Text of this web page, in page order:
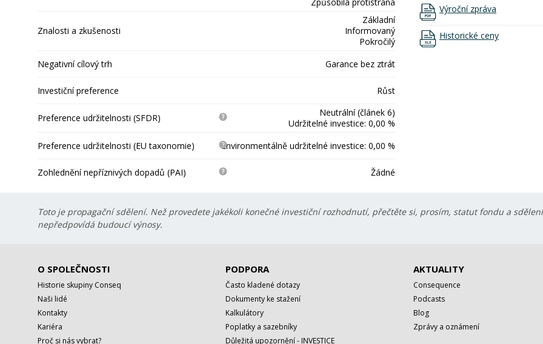
Znalosti a zkušenosti
Základní
Informovaný
Pokročilý
Negativní cílový trh
Garance bez ztrát
Investiční preference Růst
Preference udržitelnosti (SFDR)
Neutrální (článek 6)
Udržitelné investice: 0,00 %
Preference udržitelnosti (EU taxonomie)
Environmentálně udržitelné investice: 0,00 %
Zohlednění nepříznivých dopadů (PAI) Žádné
Výroční zpráva
Historické ceny
Toto je propagační sdělení. Než provedete jakékoli konečné investiční rozhodnutí, přečtěte si, prosím, statut fondu a
nepředpovídá budoucí výnosy.
O SPOLEČNOSTI
Historie skupiny Conseq
Naši lidé
Kontakty
Kariéra
Proč si nás vybrat?
PODPORA
Často kladené dotazy
Dokumenty ke stažení
Kalkulátory
Poplatky a sazebníky
Důležitá upozornění - INVESTICE
AKTUALITY
Consequence
Podcasts
Blog
Zprávy a oznámení